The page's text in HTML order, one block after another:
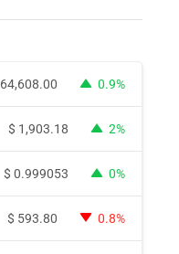
64,608.00 0.9%
$ 1,903.18 2%
$ 0.999053 0%
$ 593.80 0.8%